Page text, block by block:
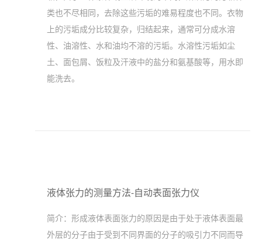
类也不尽相同，去除这些污垢的难易程度也不同。衣物
上的污垢成分比较复杂，归结起来，通常可分成水溶
性、油溶性、水和油均不溶的污垢。水溶性污垢如尘
土、面包屑、饭粒及汗液中的盐分和氨基酸等，用水即
能洗去。
液体张力的测量方法-自动表面张力仪
简介： 形成液体表面张力的原因是由于处于液体表面最
外层的分子由于受到不同界面的分子的吸引力不同而导